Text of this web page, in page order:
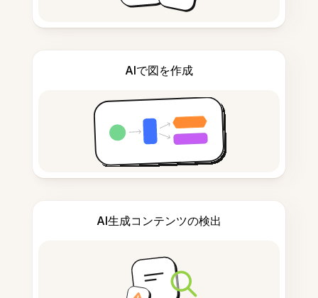
AIで図を作成
AI生成コンテンツの検出